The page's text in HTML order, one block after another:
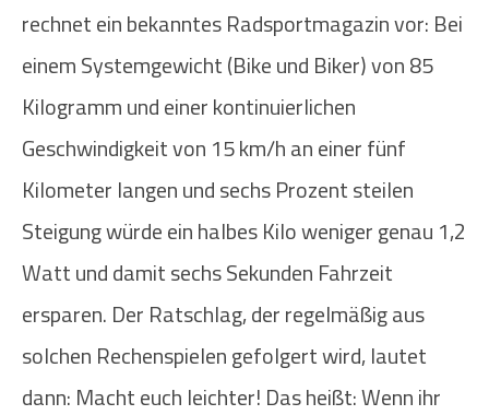
rechnet ein bekanntes Radsportmagazin vor: Bei
einem Systemgewicht (Bike und Biker) von 85
Kilogramm und einer kontinuierlichen
Geschwindigkeit von 15 km/h an einer fünf
Kilometer langen und sechs Prozent steilen
Steigung würde ein halbes Kilo weniger genau 1,2
Watt und damit sechs Sekunden Fahrzeit
ersparen. Der Ratschlag, der regelmäßig aus
solchen Rechenspielen gefolgert wird, lautet
dann: Macht euch leichter! Das heißt: Wenn ihr